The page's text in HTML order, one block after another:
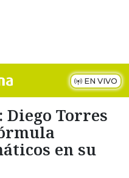
EN VIVO
Diego Torres
en su